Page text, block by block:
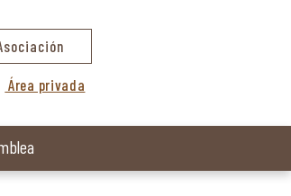
Área privada